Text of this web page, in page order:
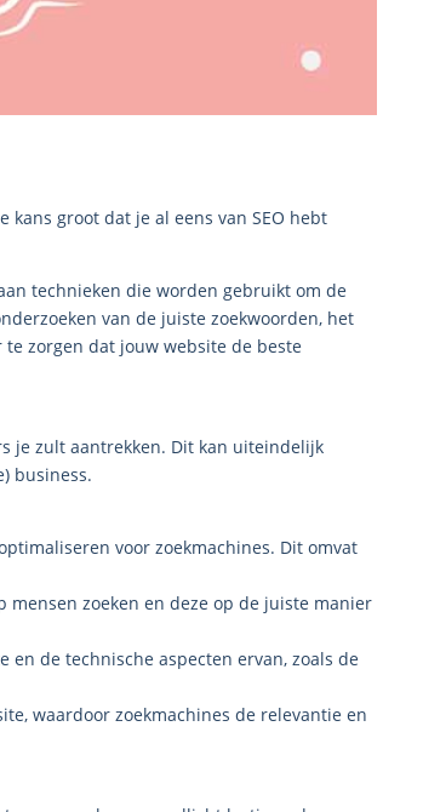
groot dat je al eens van SEO hebt
technieken die worden gebruikt om de
van de juiste zoekwoorden, het
zorgen dat jouw website de beste
je zult aantrekken. Dit kan uiteindelijk
business.
voor zoekmachines. Dit omvat
zoeken en deze op de juiste manier
de technische aspecten ervan, zoals de
waardoor zoekmachines de relevantie en